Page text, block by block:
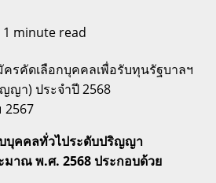
1 minute read
รคัดเลือกบุคคลเพื่อรับทุนรัฐบาลฯ
ญา) ประจำปี 2568
2567
บุคคลทั่วไประดับปริญญา
มาณ พ.ศ. 2568 ประกอบด้วย